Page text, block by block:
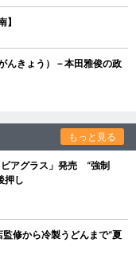
んきょう）－本田雅俊の政
もっと見る
アグラス」発売 “強制
押し
修から冷製うどんまで“夏